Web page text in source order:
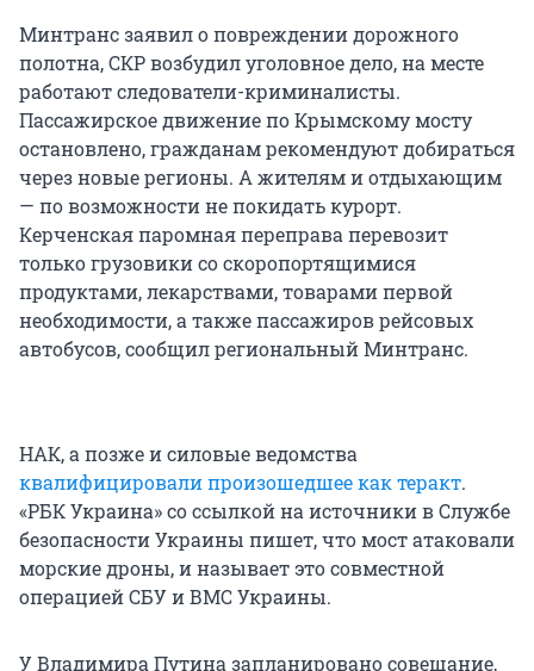
Минтранс заявил о повреждении дорожного
полотна, СКР возбудил уголовное дело, на месте
работают следователи-криминалисты.
Пассажирское движение по Крымскому мосту
остановлено, гражданам рекомендуют добираться
через новые регионы. А жителям и отдыхающим
— по возможности не покидать курорт.
Керченская паромная переправа перевозит
только грузовики со скоропортящимися
продуктами, лекарствами, товарами первой
необходимости, а также пассажиров рейсовых
автобусов, сообщил региональный Минтранс.
НАК, а позже и силовые ведомства
квалифицировали произошедшее как теракт.
«РБК Украина» со ссылкой на источники в Службе
безопасности Украины пишет, что мост атаковали
морские дроны, и называет это совместной
операцией СБУ и ВМС Украины.
У Владимира Путина запланировано совещание,